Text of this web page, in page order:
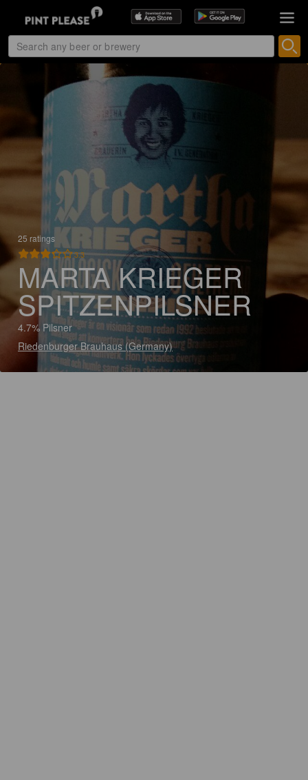
25 ratings
3.3
MARTA KRIEGER
SPITZENPILSNER
4.7% Pilsner
Riedenburger Brauhaus (Germany)